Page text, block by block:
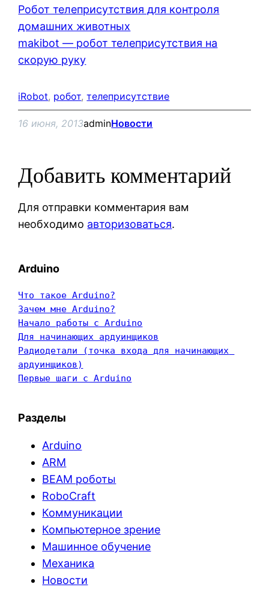
Робот телеприсутствия для контроля
домашних животных
makibot — робот телеприсутствия на
скорую руку
iRobot, робот, телеприсутствие
16 июня, 2013adminНовости
Добавить комментарий
Для отправки комментария вам
необходимо авторизоваться.
Arduino
Что такое Arduino?
Зачем мне Arduino?
Начало работы с Arduino
Для начинающих ардуинщиков
Радиодетали (точка входа для начинающих
ардуинщиков)
Первые шаги с Arduino
Разделы
Arduino
ARM
BEAM роботы
RoboCraft
Коммуникации
Компьютерное зрение
Машинное обучение
Механика
Новости